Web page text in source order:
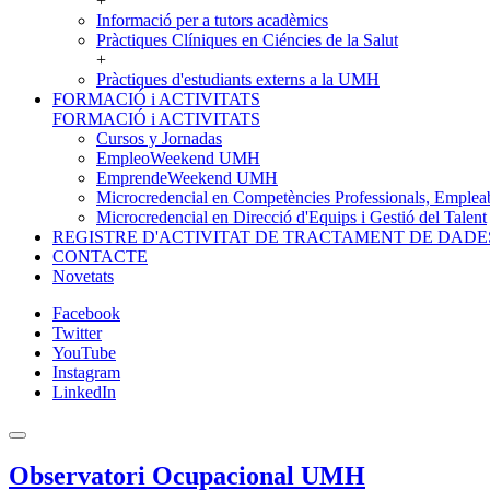
Informació per a tutors acadèmics
Pràctiques Clíniques en Ciéncies de la Salut
+
Pràctiques d'estudiants externs a la UMH
FORMACIÓ i ACTIVITATS
FORMACIÓ i ACTIVITATS
Cursos y Jornadas
EmpleoWeekend UMH
EmprendeWeekend UMH
Microcredencial en Competències Professionals,
Microcredencial en Direcció d'Equips i Gestió del Talent
REGISTRE D'ACTIVITAT DE TRACTAMENT DE
CONTACTE
Novetats
Facebook
Twitter
YouTube
Instagram
LinkedIn
Observatori Ocupacional UMH